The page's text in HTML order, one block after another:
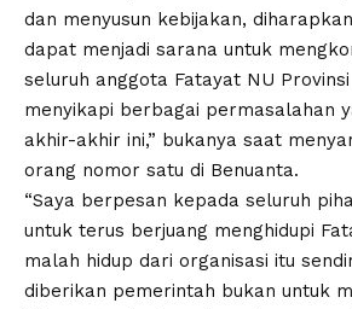
dan menyusun kebijakan,
dapat menjadi sarana untuk
seluruh anggota Fatayat NU
menyikapi berbagai permasalahan
akhir-akhir ini,” bukanya saat
orang nomor satu di Benuanta.
“Saya berpesan kepada seluruh
untuk terus berjuang menghidupi
malah hidup dari organisasi itu
diberikan pemerintah bukan untuk